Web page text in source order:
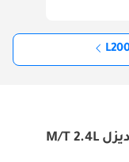
مقاطع فيديو جي إل إكس دبل كاب ديزل M/T 2.4L